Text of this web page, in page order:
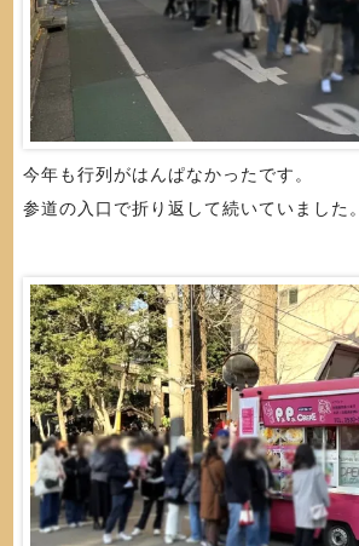
今年も行列がはんぱなかったです。
参道の入口で折り返して続いていました。